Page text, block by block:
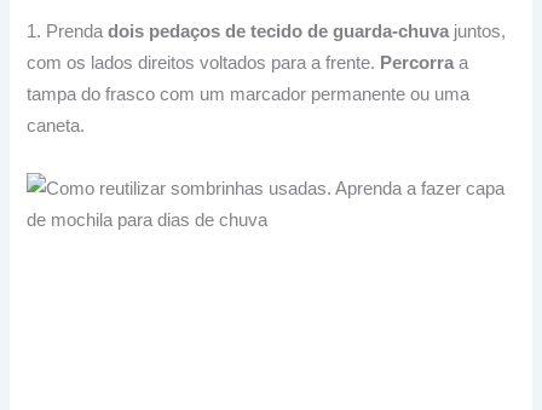
1. Prendadois pedaços de tecido de guarda-chuva juntos,
com os lados direitos voltados para a frente. Percorra a
tampa do frasco com um marcador permanente ou uma
caneta.